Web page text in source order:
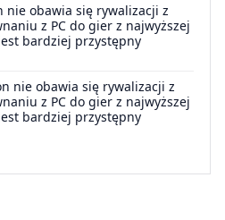
nie obawia się rywalizacji z
z PC do gier z najwyższej
bardziej przystępny
nie obawia się rywalizacji z
z PC do gier z najwyższej
bardziej przystępny